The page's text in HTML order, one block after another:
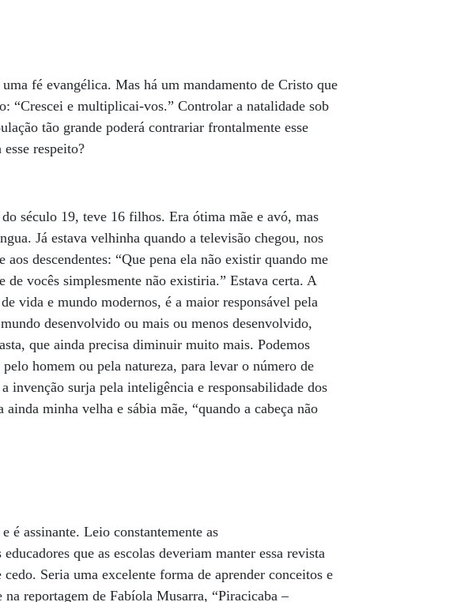
fé evangélica. Mas há um mandamento de Cristo que
“Crescei e multiplicai-vos.” Controlar a natalidade sob
tão grande poderá contrariar frontalmente esse
respeito?
século 19, teve 16 filhos. Era ótima mãe e avó, mas
Já estava velhinha quando a televisão chegou, nos
descendentes: “Que pena ela não existir quando me
de vocês simplesmente não existiria.” Estava certa. A
vida e mundo modernos, é a maior responsável pela
desenvolvido ou mais ou menos desenvolvido,
que ainda precisa diminuir muito mais. Podemos
homem ou pela natureza, para levar o número de
invenção surja pela inteligência e responsabilidade dos
minha velha e sábia mãe, “quando a cabeça não
assinante. Leio constantemente as
que as escolas deveriam manter essa revista
Seria uma excelente forma de aprender conceitos e
reportagem de Fabíola Musarra, “Piracicaba –